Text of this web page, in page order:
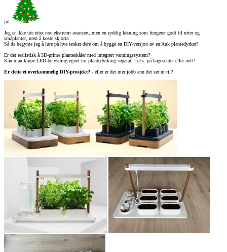
jul
Jeg er ikke ute etter noe ekstremt avansert, men en ryddig løsning som fungerer godt til urter og
småplanter, uten å koste skjorta.
Så da begynte jeg å lure på hva tenker dere om å bygge en DIY-versjon av en Auk plantedyrker?
Er det realistisk å 3D-printe planteskåler med integrert vanningssystem?
Kan man kjøpe LED-belysning egnet for plantedyrking separat, f.eks. på hagesenter eller nett?
Er dette et overkommelig DIY-prosjekt? - eller er det mer jobb enn det ser ut til?